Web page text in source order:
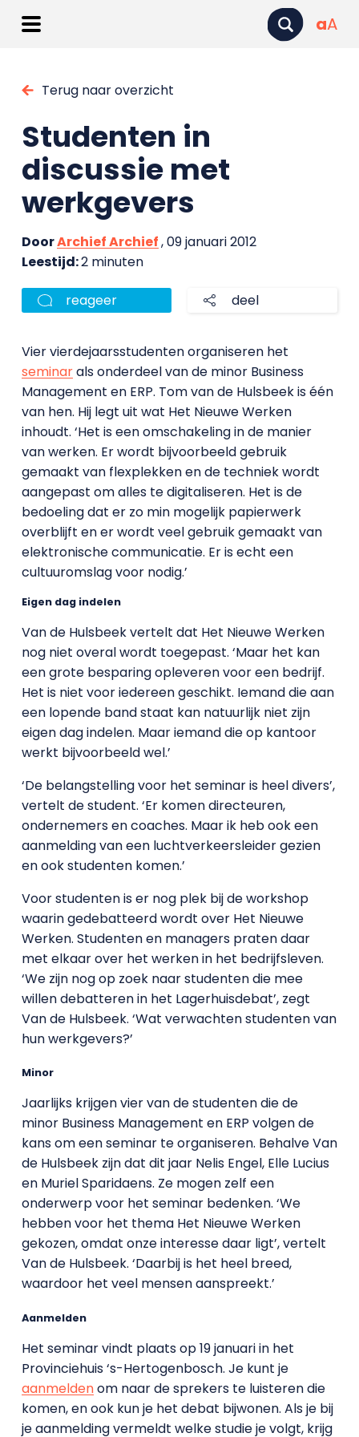
aA
Terug naar overzicht
Studenten in
discussie met
werkgevers
DoorArchief Archief, 09 januari 2012
Leestijd:2 minuten
reageer deel
Vier vierdejaarsstudenten organiseren het
seminarals onderdeel van de minor Business
Management en ERP. Tom van de Hulsbeek is één
van hen. Hij legt uit wat Het Nieuwe Werken
inhoudt. ‘Het is een omschakeling in de manier
van werken. Er wordt bijvoorbeeld gebruik
gemaakt van flexplekken en de techniek wordt
aangepast om alles te digitaliseren. Het is de
bedoeling dat er zo min mogelijk papierwerk
overblijft en er wordt veel gebruik gemaakt van
elektronische communicatie. Er is echt een
cultuuromslag voor nodig.’
Eigen dag indelen
Van de Hulsbeek vertelt dat Het Nieuwe Werken
nog niet overal wordt toegepast. ‘Maar het kan
een grote besparing opleveren voor een bedrijf.
Het is niet voor iedereen geschikt. Iemand die aan
een lopende band staat kan natuurlijk niet zijn
eigen dag indelen. Maar iemand die op kantoor
werkt bijvoorbeeld wel.’
‘De belangstelling voor het seminar is heel divers’,
vertelt de student. ‘Er komen directeuren,
ondernemers en coaches. Maar ik heb ook een
aanmelding van een luchtverkeersleider gezien
en ook studenten komen.’
Voor studenten is er nog plek bij de workshop
waarin gedebatteerd wordt over Het Nieuwe
Werken. Studenten en managers praten daar
met elkaar over het werken in het bedrijfsleven.
‘We zijn nog op zoek naar studenten die mee
willen debatteren in het Lagerhuisdebat’, zegt
Van de Hulsbeek. ‘Wat verwachten studenten van
hun werkgevers?’
Minor
Jaarlijks krijgen vier van de studenten die de
minor Business Management en ERP volgen de
kans om een seminar te organiseren. Behalve Van
de Hulsbeek zijn dat dit jaar Nelis Engel, Elle Lucius
en Muriel Sparidaens. Ze mogen zelf een
onderwerp voor het seminar bedenken. ‘We
hebben voor het thema Het Nieuwe Werken
gekozen, omdat onze interesse daar ligt’, vertelt
Van de Hulsbeek. ‘Daarbij is het heel breed,
waardoor het veel mensen aanspreekt.’
Aanmelden
Het seminar vindt plaats op 19 januari in het
Provinciehuis ‘s-Hertogenbosch. Je kunt je
aanmeldenom naar de sprekers te luisteren die
komen, en ook kun je het debat bijwonen. Als je bij
je aanmelding vermeldt welke studie je volgt, krijg